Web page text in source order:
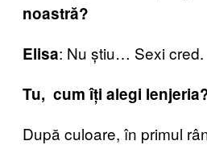
noastră?
Elisa: Nu știu… Sexi cred.
Tu, cum îți alegi
După culoare, în primul